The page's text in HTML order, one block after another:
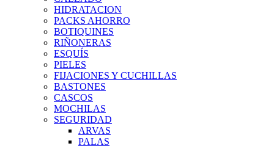
HIDRATACION
PACKS AHORRO
BOTIQUINES
RIÑONERAS
ESQUÍS
PIELES
FIJACIONES Y CUCHILLAS
BASTONES
CASCOS
MOCHILAS
SEGURIDAD
ARVAS
PALAS